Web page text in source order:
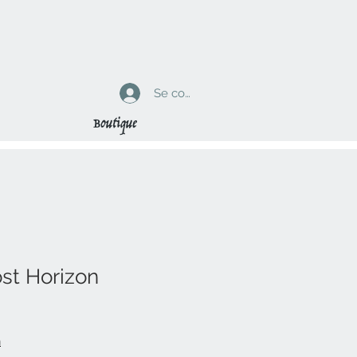
Se connecter
Boutique
Horizon